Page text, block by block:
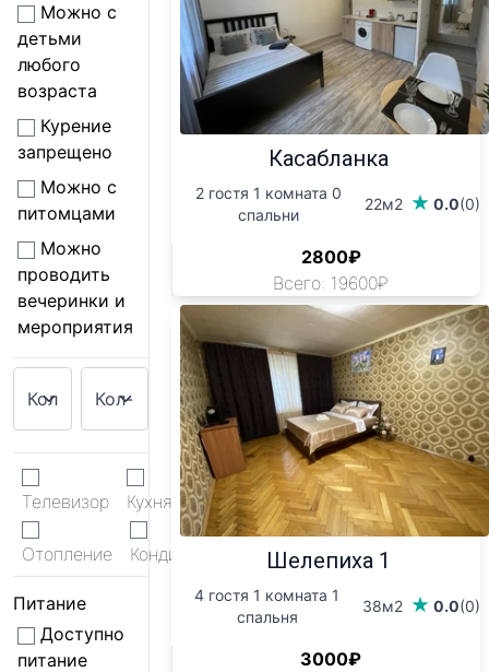
Можно с
детьми
любого
возраста
Курение
запрещено
Можно с
питомцами
Можно
проводить
вечеринки и
мероприятия
Телевизор Кухня WiFi
Отопление Кондиционер
Питание
Доступно
питание
Касабланка
2 гостя 1 комната 0
спальни
22м2 0.0(0)
2800₽
Всего: 19600₽
Шелепиха 1
4 гостя 1 комната 1
спальня
38м2 0.0(0)
3000₽